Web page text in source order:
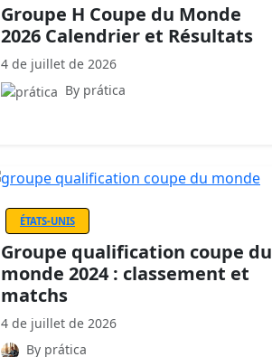
Groupe H Coupe du Monde
2026 Calendrier et Résultats
4 de juillet de 2026
By prática
ÉTATS-UNIS
Groupe qualification coupe du
monde 2024 : classement et
matchs
4 de juillet de 2026
By prática